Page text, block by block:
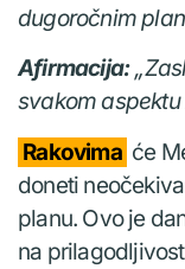
dugoročnim
Afirmacija:
svakom aspektu
Rakovima će
doneti
planu. Ovo je
na